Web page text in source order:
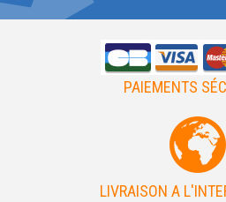
PAIEMENTS
LIVRAISON A